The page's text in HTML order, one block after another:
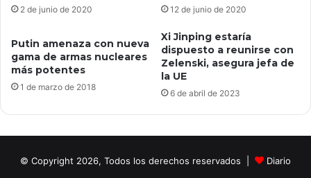
2 de junio de 2020 12 de junio de 2020
Putin amenaza con nueva
gama de armas nucleares
más potentes
1 de marzo de 2018
Xi Jinping estaría
dispuesto a reunirse con
Zelenski, asegura jefa de
la UE
6 de abril de 2023
© Copyright 2026, Todos los derechos reservados |
Diario